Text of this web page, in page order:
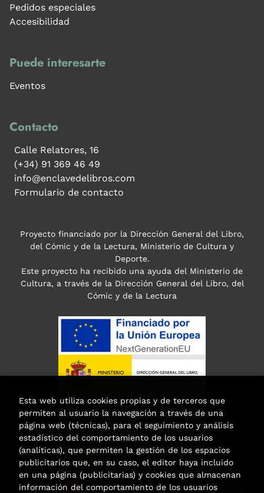
Pedidos especiales
Accesibilidad
Puede interesarte
Eventos
Contacto
Calle Relatores, 16
(+34) 91 369 46 49
info@enclavedelibros.com
Formulario de contacto
Proyecto financiado por la Dirección General del Libro,
del Cómic y de la Lectura, Ministerio de Cultura y
Deporte.
Este proyecto ha recibido una ayuda del Ministerio de
Cultura, a través de la Dirección General del Libro, del
Cómic y de la Lectura
Esta actividad ha recibido una ayuda
Esta web utiliza cookies propias y de terceros que
permiten al usuario la navegación a través de una
página web (técnicas), para el seguimiento y análisis
estadístico del comportamiento de los usuarios
(analíticas), que permiten la gestión de los espacios
publicitarios que, en su caso, el editor haya incluido
en una página (publicitarias) y cookies que almacenan
información del comportamiento de los usuarios